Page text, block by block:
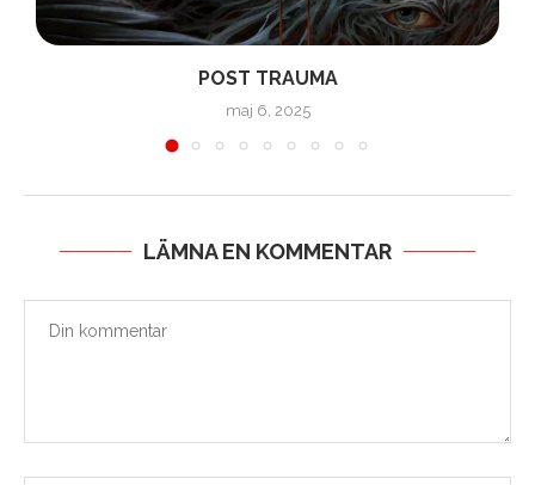
POST TRAUMA
maj 6, 2025
LÄMNA EN KOMMENTAR